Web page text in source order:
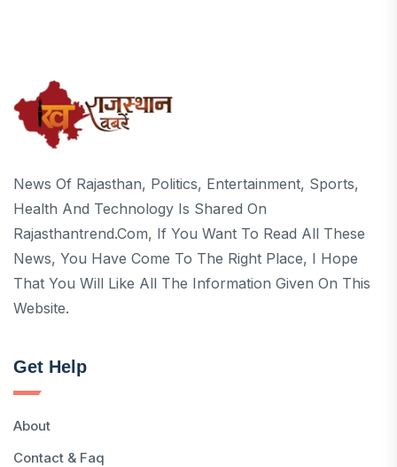
News Of Rajasthan, Politics, Entertainment, Sports,
Health And Technology Is Shared On
Rajasthantrend.com, If You Want To Read All These
News, You Have Come To The Right Place, I Hope
That You Will Like All The Information Given On This
Website.
Get Help
About
Contact & Faq